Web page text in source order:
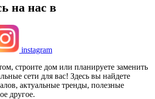
на нас в
instagram
строите дом или планируете заменить
сети для вас! Здесь вы найдете
актуальные тренды, полезные
другое.